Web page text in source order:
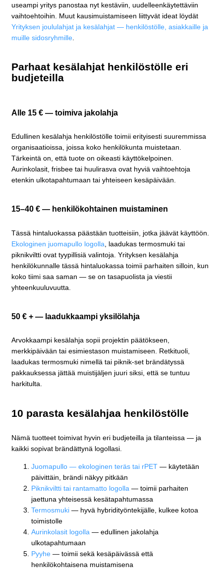
useampi yritys panostaa nyt kestäviin, uudelleenkäytettäviin
vaihtoehtoihin. Muut kausimuistamiseen liittyvät ideat löydät
Yrityksen joululahjat ja kesälahjat — henkilöstölle, asiakkaille ja
muille sidosryhmille
Parhaat kesälahjat henkilöstölle eri
budjeteilla
Alle 15 € — toimiva jakolahja
Edullinen kesälahja henkilöstölle toimii erityisesti suuremmissa
organisaatioissa, joissa koko henkilökunta muistetaan.
Tärkeintä on, että tuote on oikeasti käyttökelpoinen.
Aurinkolasit, frisbee tai huulirasva ovat hyviä vaihtoehtoja
etenkin ulkotapahtumaan tai yhteiseen kesäpäivään.
15–40 € — henkilökohtainen muistaminen
Tässä hintaluokassa päästään tuotteisiin, jotka jäävät käyttöön.
Ekologinen juomapullo logolla , laadukas termosmuki tai
piknikviltti ovat tyypillisiä valintoja. Yrityksen kesälahja
henkilökunnalle tässä hintaluokassa toimii parhaiten silloin, kun
koko tiimi saa saman — se on tasapuolista ja viestii
yhteenkuuluvuutta.
50 € + — laadukkaampi yksilölahja
Arvokkaampi kesälahja sopii projektin päätökseen,
merkkipäivään tai esimiestason muistamiseen. Retkituoli,
laadukas termosmuki nimellä tai piknik-set brändätyssä
pakkauksessa jättää muistijäljen juuri siksi, että se tuntuu
harkitulta.
10 parasta kesälahjaa henkilöstölle
Nämä tuotteet toimivat hyvin eri budjeteilla ja tilanteissa — ja
kaikki sopivat brändättynä logollasi.
Juomapullo — ekologinen teräs tai rPET — käytetään
päivittäin, brändi näkyy pitkään
Piknikviltti tai rantamatto logolla — toimii parhaiten
jaettuna yhteisessä kesätapahtumassa
Termosmuki — hyvä hybridityöntekijälle, kulkee kotoa
toimistolle
Aurinkolasit logolla — edullinen jakolahja
ulkotapahtumaan
Pyyhe — toimii sekä kesäpäivässä että
henkilökohtaisena muistamisena